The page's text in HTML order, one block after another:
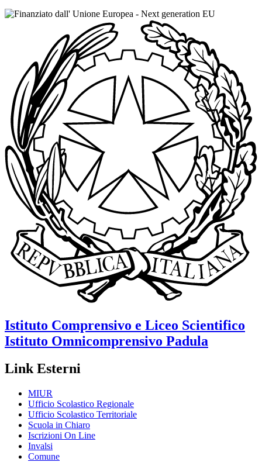
Istituto Comprensivo e Liceo Scientifico
Istituto Omnicomprensivo Padula
Link Esterni
MIUR
Ufficio Scolastico Regionale
Ufficio Scolastico Territoriale
Scuola in Chiaro
Iscrizioni On Line
Invalsi
Comune